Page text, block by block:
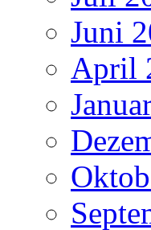
Juni
April